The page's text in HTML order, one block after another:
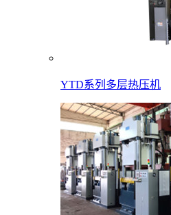
YTD系列多层热压机